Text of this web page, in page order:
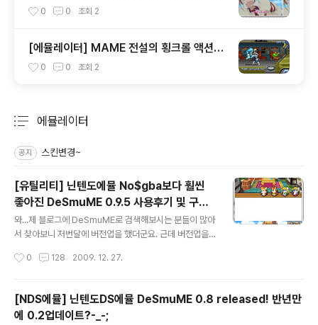
에 자막 입히기.
0 0 조회 2
[에뮬레이터] MAME 전설의 횡크롤 액션게
임 퍼니셔(PUNISHER)
0 0 조회 2
에뮬레이터
공지 스킨변경~
[유틸리티] 닌텐도에뮬 No$gba보다 훨씬
좋아진 DeSmuME 0.9.5 사용후기 및 구동
동영상
와...제 블로그에 DeSmuME로 검색해보시는 분들이 많아
서 찾아보니 저번달에 버전업을 했더군요. 근데 버전업을
0.9.5로 0.0.1버전이 올랐네요-_- 그런데 왜이렇게 좋아
럽게 잘 나옵니다^^ 아....프레임스킵설정을 해버리면 느려
지지도 않네요^^ 와! DeSmuMe에뮬 다운로드 사이트 ht
0 128 2009. 12. 27.
[NDS에뮬] 닌텐도DS에뮬 DeSmuME 0.8 released! 반년만
에 0.2업데이트?-_-;